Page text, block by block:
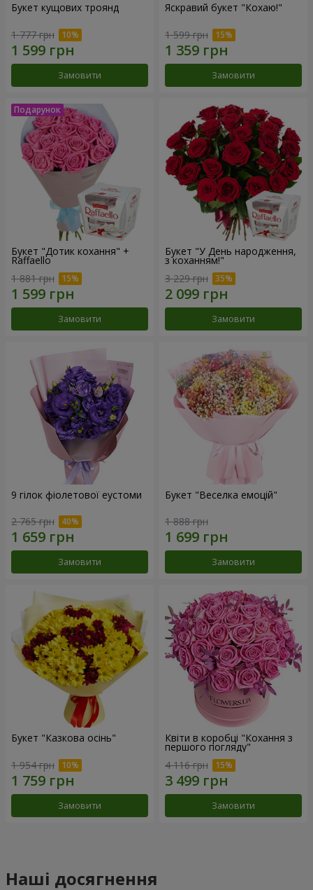
Букет кущових троянд
1 777 грн
Замовити
Яскравий букет "Кохаю!"
1 599 грн
Замовити
Букет "Дотик кохання" +
Raffaello
1 881 грн
Замовити
Букет "У День народження,
з коханням!"
3 229 грн
Замовити
9 гілок фіолетової еустоми
2 765 грн
Замовити
Букет "Веселка емоцій"
1 888 грн
Замовити
Букет "Казкова осінь"
1 954 грн
Замовити
Квіти в коробці "Кохання з
першого погляду"
4 116 грн
Замовити
Наші досягнення